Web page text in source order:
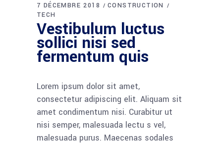
7 DÉCEMBRE 2018
CONSTRUCTION
TECH
Vestibulum luctus
sollici nisi sed
fermentum quis
Lorem ipsum dolor sit amet,
consectetur adipiscing elit. Aliquam sit
amet condimentum nisi. Curabitur ut
nisi semper, malesuada lectu s vel,
malesuada purus. Maecenas sodales